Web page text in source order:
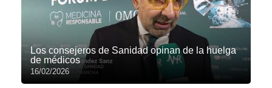
Los consejeros de Sanidad opinan de la huelga
de médicos
16/02/2026